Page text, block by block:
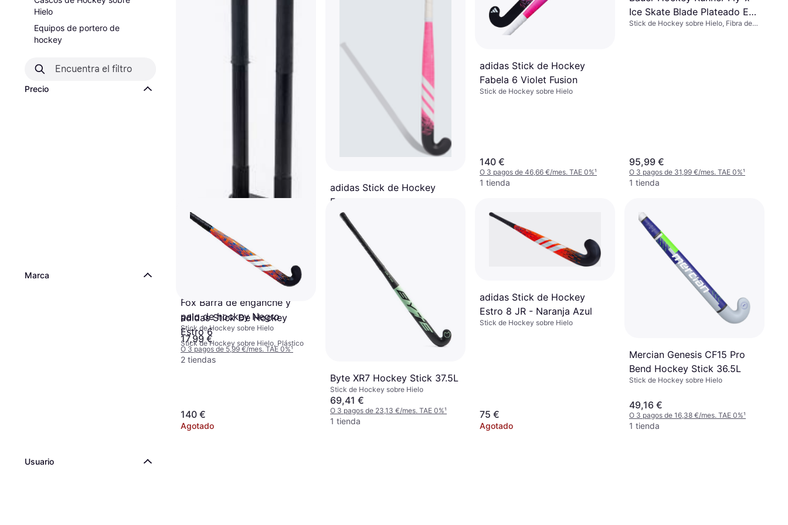
Hielo
Equipos de portero de
hockey
Precio
Marca
Usuario
Fox Barra de enganche y
palo de hockey Negro
Stick de Hockey sobre Hielo
17,99 €
O 3 pagos de 5,99 €/mes. TAE 0%¹
2 tiendas
adidas Stick de Hockey
Fabela 8 Shock Pink
Stick de Hockey sobre Hielo
75 €
O 3 pagos de 25,00 €/mes. TAE 0%
1 tienda
adidas Stick de Hockey
Fabela 6 Violet Fusion
Stick de Hockey sobre Hielo
140 €
O 3 pagos de 46,66 €/mes. TAE 0%¹
1 tienda
Ice Skate Blade Plateado EU
45
Stick de Hockey sobre Hielo, Fibra de
95,99 €
O 3 pagos de 31,99 €/mes. TAE 0%¹
1 tienda
adidas Stick De Hockey
Estro 6
Stick de Hockey sobre Hielo, Plástico
140 €
Agotado
Byte XR7 Hockey Stick 37.5L
Stick de Hockey sobre Hielo
69,41 €
O 3 pagos de 23,13 €/mes. TAE 0%¹
1 tienda
adidas Stick de Hockey
Estro 8 JR - Naranja Azul
Stick de Hockey sobre Hielo
75 €
Agotado
Mercian Genesis CF15 Pro
Bend Hockey Stick 36.5L
Stick de Hockey sobre Hielo
49,16 €
O 3 pagos de 16,38 €/mes. TAE 0%¹
1 tienda